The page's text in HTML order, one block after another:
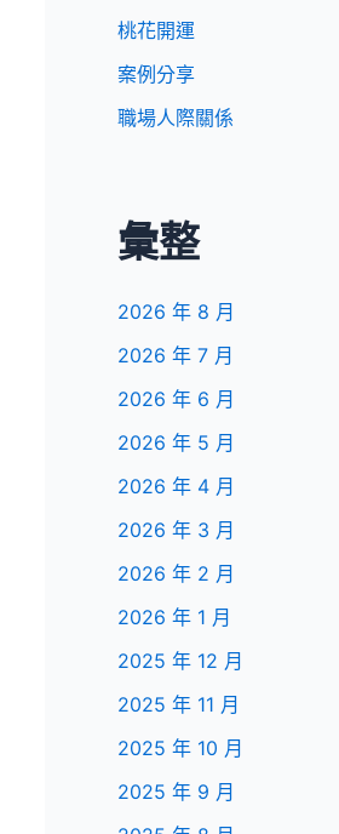
桃花開運
案例分享
職場人際關係
彙整
2026 年 8 月
2026 年 7 月
2026 年 6 月
2026 年 5 月
2026 年 4 月
2026 年 3 月
2026 年 2 月
2026 年 1 月
2025 年 12 月
2025 年 11 月
2025 年 10 月
2025 年 9 月